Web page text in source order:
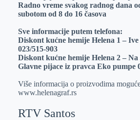
Radno vreme svakog radnog dana
subotom od 8 do 16 časova
Sve informacije putem telefona:
Diskont kućne hemije Helena 1 –
023/515-903
Diskont kućne hemije Helena 2 – Na
Glavne pijace iz pravca Eko pumpe
Više informacija o proizvodima
www.helenagraf.rs
RTV Santos